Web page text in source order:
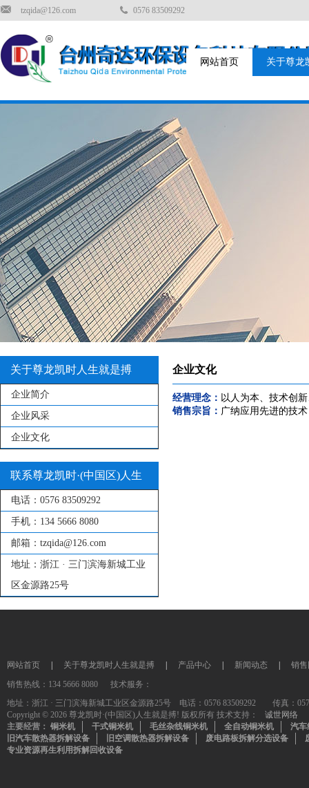
tzqida@126.com 0576 83509292
网站首页 关于尊龙
关于尊龙凯时人生就是搏
企业简介
企业风采
企业文化
联系尊龙凯时·(中国区)人生
就是搏!
电话： 0576 83509292
手机： 134 5666 8080
邮箱： tzqida@126.com
地址： 浙江 · 三门滨海新城工业
区金源路25号
企业文化
经营理念： 以人为本、技术创
销售宗旨： 广纳应用先进的技
网站首页 关于尊龙凯时人生就是搏 产品中心 新闻动态
销
销售热线：134 5666 8080 技术服务：
地址：浙江 · 三门滨海新城工业区金源路25号 电话：0576 83509292 传真：
Copyright © 2026 尊龙凯时·(中国区)人生就是搏! 版权所有 技术支持：
诚世网络
主要经营： 铜米机 干式铜米机 毛丝杂线铜米机 全自动铜米机
汽车
旧汽车散热器拆解设备
旧空调散热器拆解设备 废电路板拆解分选设备
专业资源再生利用拆解回收设备